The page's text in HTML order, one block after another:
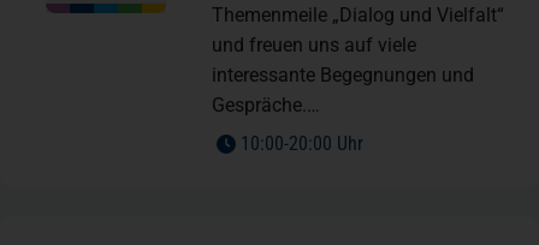
Themenmeile „Dialog und Vielfalt“
und freuen uns auf viele
interessante Begegnungen und
Gespräche.…
10:00-to
20:00 Uhr